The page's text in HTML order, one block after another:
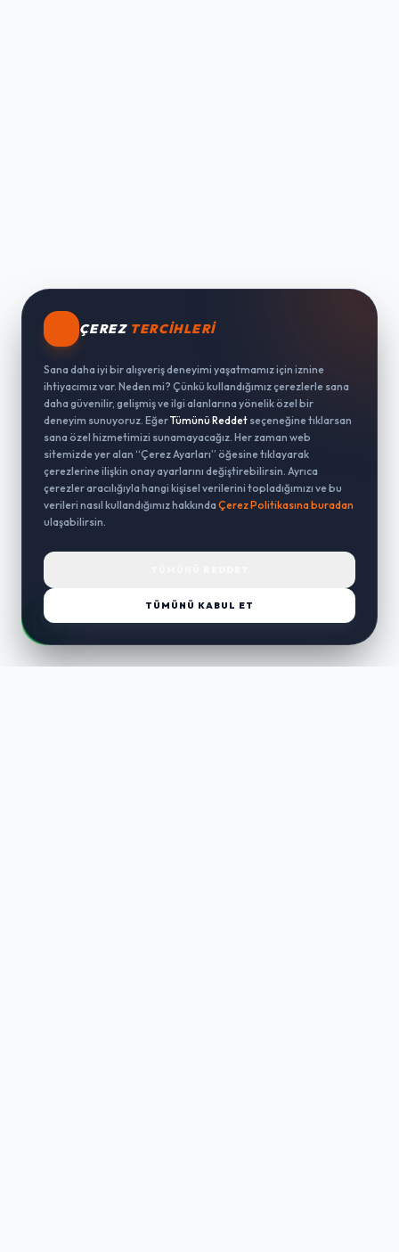
ÇEREZ TERCIHLERI
Sana daha iyi bir alışveriş deneyimi yaşatmamız için iznine
ihtiyacımız var. Neden mi? Çünkü kullandığımız çerezlerle sana
daha güvenilir, gelişmiş ve ilgi alanlarına yönelik özel bir
deneyim sunuyoruz. EğerTümünü Reddet seçeneğine tıklarsan
sana özel hizmetimizi sunamayacağız. Her zaman web
sitemizde yer alan “Çerez Ayarları” öğesine tıklayarak
çerezlerine ilişkin onay ayarlarını değiştirebilirsin. Ayrıca
çerezler aracılığıyla hangi kişisel verilerini topladığımızı ve bu
verileri nasıl kullandığımız hakkında Çerez Politikasına buradan
ulaşabilirsin.
TÜMÜNÜ KABUL ET